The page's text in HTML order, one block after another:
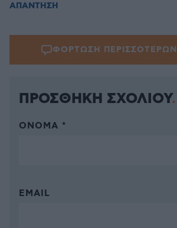
ΑΠΑΝΤΗΣΗ
ΦΟΡΤΩΣΗ
ΠΡΟΣΘΗΚΗ ΣΧΟΛΙΟΥ
ΌΝΟΜΑ *
EMAIL